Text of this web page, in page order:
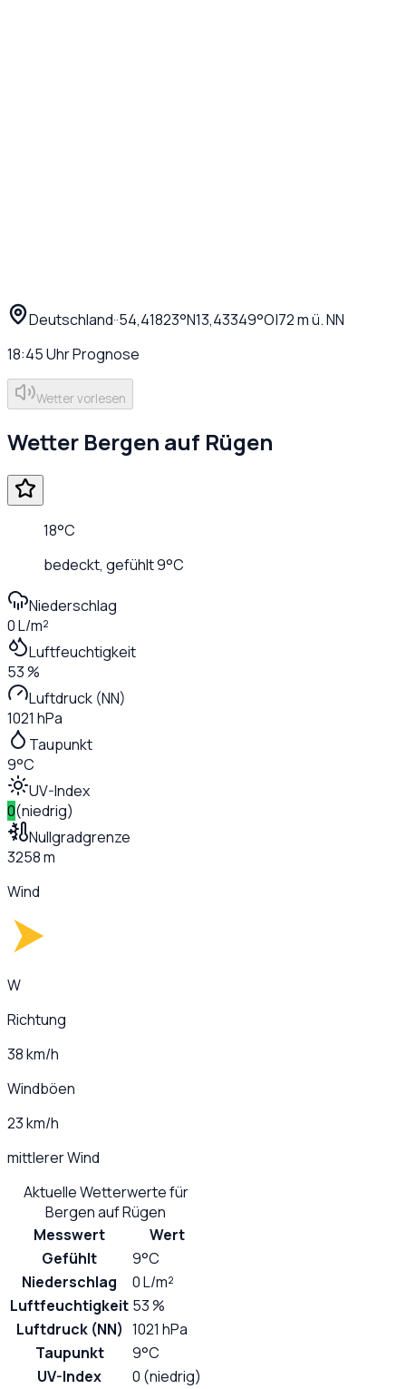
Deutschland··54,41823°N13,43349°O|72m ü. NN
18:45UhrPrognose
Wetter vorlesen
Wetter Bergen auf Rügen
18°C
bedeckt, gefühlt9°C
Niederschlag
0 L/m²
Luftfeuchtigkeit
53 %
Luftdruck (NN)
1021 hPa
Taupunkt
9°C
UV-Index
0(niedrig)
Nullgradgrenze
3258 m
Wind
W
Richtung
38 km/h
Windböen
23 km/h
mittlerer Wind
Aktuelle Wetterwerte für
Bergen auf Rügen
Messwert
Wert
Gefühlt
9°C
Niederschlag
0 L/m²
Luftfeuchtigkeit 53 %
Luftdruck (NN) 1021 hPa
Taupunkt
9°C
UV-Index
0 (niedrig)